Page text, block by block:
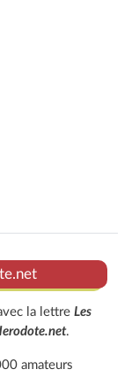
la lettre Les
.
amateurs